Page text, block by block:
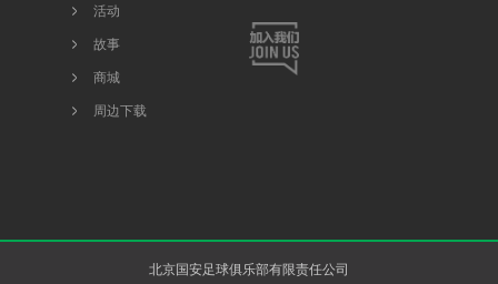
活动
故事
商城
周边下载
北京国安足球俱乐部有限责任公司